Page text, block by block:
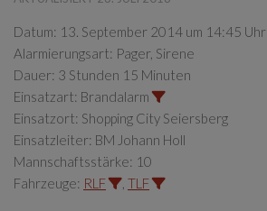
Datum: 13. September 2014 um 14:45 Uhr
Alarmierungsart: Pager, Sirene
Dauer: 3 Stunden 15 Minuten
Einsatzart: Brandalarm
Einsatzort: Shopping City Seiersberg
Einsatzleiter: BM Johann Holl
Mannschaftsstärke: 10
Fahrzeuge: RLF TLF